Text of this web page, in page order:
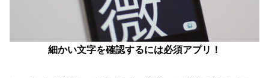
細かい文字を確認するには必須アプリ！